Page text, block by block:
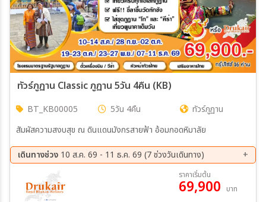
ทัวร์ภูฏาน Classic ภูฏาน 5วัน 4คืน (KB)
BT_KB00005 5วัน 4คืน
ทัวร์ภูฏาน
สัมผัสความสงบสุข ณ ดินแดนมังกรสายฟ้า อ้อมกอดหิมาลัย
เดินทางช่วง 10 ส.ค. 69 - 11 ธ.ค. 69 (7 ช่วงวันเดินทาง)
24 ส.ค. 69 - 28 ส.ค. 69
07 ก.ย. 69 - 11 ก.ย. 69
28 ก.ย. 69 - 02 ต.ค. 69
19 ต.ค. 69 - 23 ต.ค. 69
23 ต.ค. 69 - 27 พ.ย. 69
ราคาเริ่มต้น
69,900 บาท